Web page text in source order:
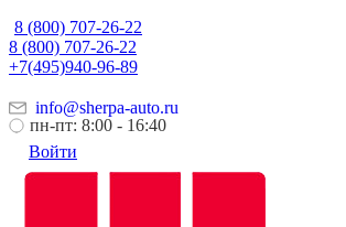
8 (800) 707-26-22
8 (800) 707-26-22
+7(495)940-96-89
info@sherpa-auto.ru
пн-пт: 8:00 - 16:40
Войти